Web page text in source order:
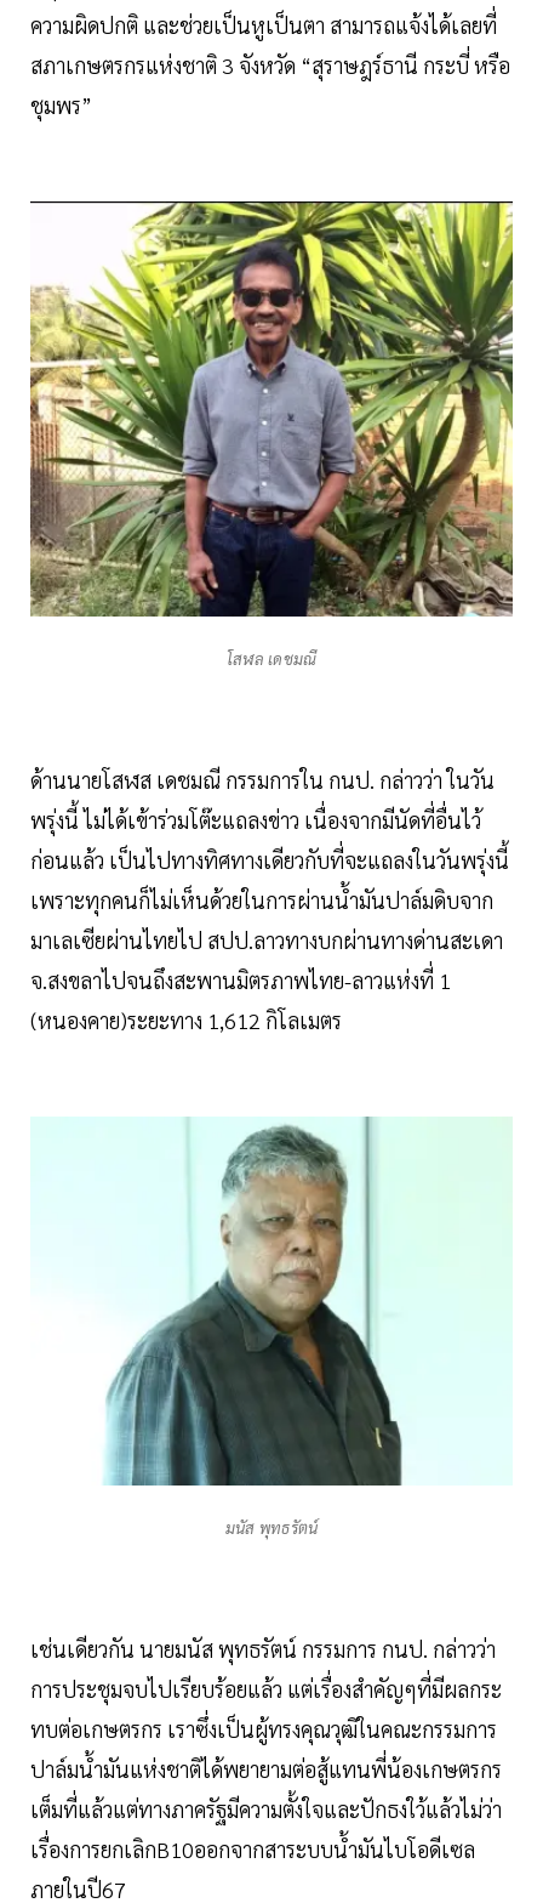
ความผิดปกติ และช่วยเป็นหูเป็นตา สามารถแจ้งได้เลยที่
สภาเกษตรกรแห่งชาติ 3 จังหวัด “สุราษฎร์ธานี กระบี่ หรือ
ชุมพร”
โสฬล เดชมณี
ด้านนายโสฬส เดชมณี กรรมการใน กนป. กล่าวว่า ในวัน
พรุ่งนี้ ไม่ได้เข้าร่วมโต๊ะแถลงข่าว เนื่องจากมีนัดที่อื่นไว้
ก่อนแล้ว เป็นไปทางทิศทางเดียวกับที่จะแถลงในวันพรุ่งนี้
เพราะทุกคนก็ไม่เห็นด้วยในการผ่านน้ำมันปาล์มดิบจาก
มาเลเซียผ่านไทยไป สปป.ลาวทางบกผ่านทางด่านสะเดา
จ.สงขลาไปจนถึงสะพานมิตรภาพไทย-ลาวแห่งที่ 1
(หนองคาย)ระยะทาง 1,612 กิโลเมตร
มนัส พุทธรัตน์
เช่นเดียวกัน นายมนัส พุทธรัตน์ กรรมการ กนป. กล่าวว่า
การประชุมจบไปเรียบร้อยแล้ว แต่เรื่องสำคัญๆที่มีผลกระ
ทบต่อเกษตรกร เราซึ่งเป็นผู้ทรงคุณวุฒิในคณะกรรมการ
ปาล์มน้ำมันแห่งชาติได้พยายามต่อสู้แทนพี่น้องเกษตรกร
เต็มที่แล้วแต่ทางภาครัฐมีความตั้งใจและปักธงใว้แล้วไม่ว่า
เรื่องการยกเลิกB10ออกจากสาระบบน้ำมันไบโอดีเซล
ภายในปี67